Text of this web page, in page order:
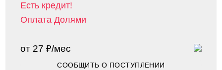
Есть кредит!
Оплата Долями
от 27 ₽/мес
СООБЩИТЬ О ПОСТУПЛЕНИИ